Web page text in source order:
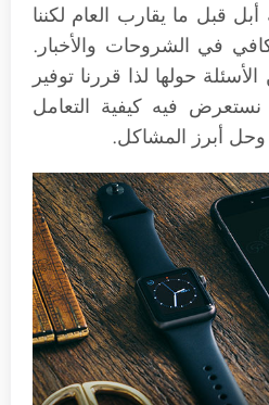
قبل ما يقارب العام لكننا
في الشروحات والأخبار.
حولها لذا قررنا توفير
فيه كيفية التعامل
أبرز المشاكل.